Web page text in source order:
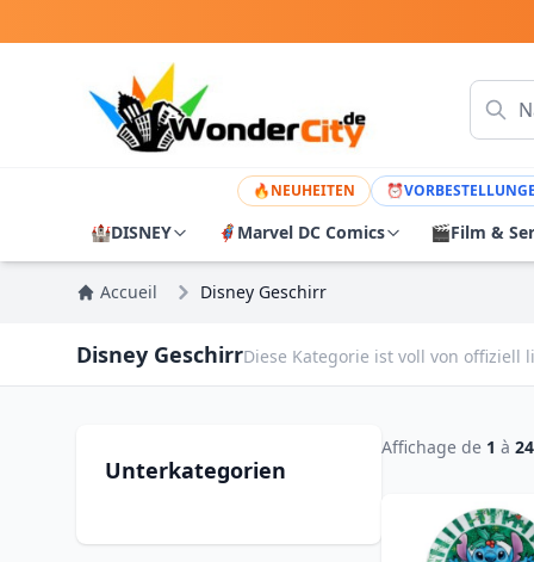
🔥NEUHEITEN ⏰
🏰DISNEY 🦸 Marvel DC Comics 🎬Film &
Accueil Disney Geschirr
Disney GeschirrDiese Kategorie ist voll von
Unterkategorien
Affichage de 1 à 24